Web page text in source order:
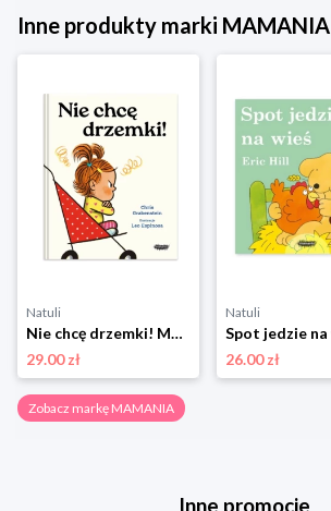
Inne produkty marki MAMANIA
Natuli
Nie chcę drzemki! Mamania
29.00 zł
Natuli
26.00 zł
Zobacz markę MAMANIA
Inne promocje